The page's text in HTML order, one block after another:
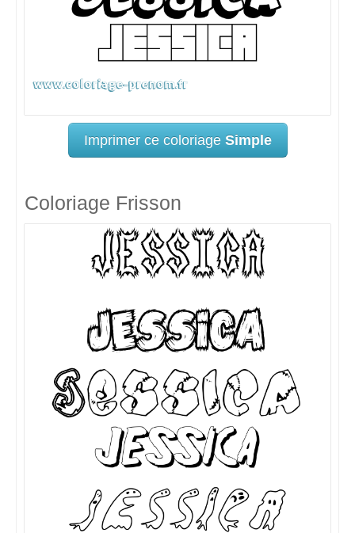
Imprimer ce coloriage Simple
Coloriage Frisson